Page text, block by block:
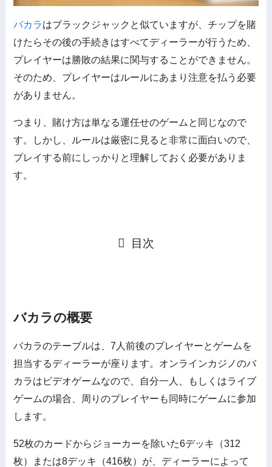
バカラはブラックジャックと似ていますが、チップを賭
けたらその後の手続きはすべてディーラーが行うため、
プレイヤーは勝敗の結果に関与することができません。
そのため、プレイヤーはルールにあまり注意を払う必要
がありません。
つまり、賭け方は単なる運任せのゲームと同じなので
す。しかし、ルールは厳密に見ると非常に面白いので、
プレイする前にしっかりと理解しておく必要がありま
す。
目次
バカラの概要
バカラのテーブルは、7人前後のプレイヤーとゲームを
担当するディーラーが座ります。オンラインカジノのバ
カラはビデオゲームなので、自分一人、もしくはライブ
ゲームの場合、周りのプレイヤーも同時にゲームに参加
します。
52枚のカードからジョーカーを除いた6デッキ（312
枚）または8デッキ（416枚）が、ディーラーによって